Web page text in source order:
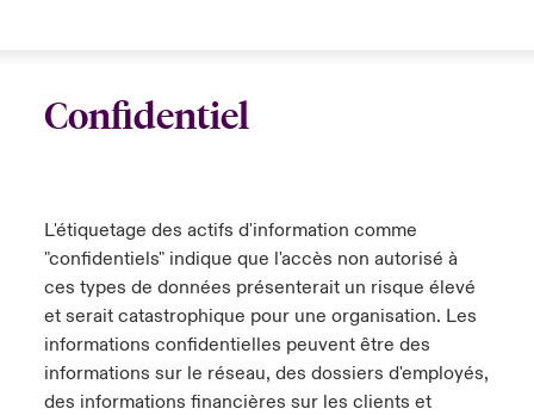
Confidentiel
L'étiquetage des actifs d'information comme
"confidentiels" indique que l'accès non autorisé à
ces types de données présenterait un risque élevé
et serait catastrophique pour une organisation. Les
informations confidentielles peuvent être des
informations sur le réseau, des dossiers d'employés,
des informations financières sur les clients et